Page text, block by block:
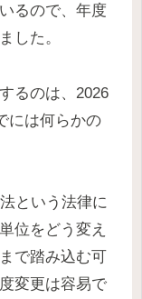
るので、年度
した。
るのは、2026
には何らかの
という法律に
位をどう変え
で踏み込む可
変更は容易で